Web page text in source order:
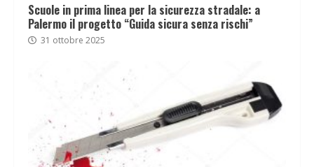
Scuole in prima linea per la sicurezza stradale: a
Palermo il progetto “Guida sicura senza rischi”
31 ottobre 2025